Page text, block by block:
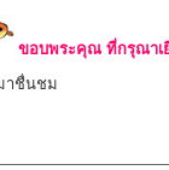
ขอบพระคุณ ที่กรุณาเ
าชื่นชม